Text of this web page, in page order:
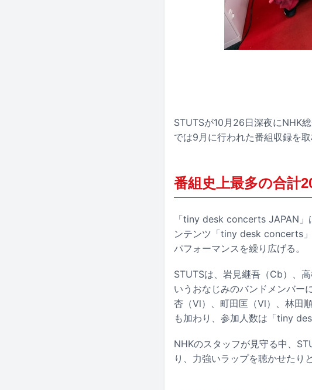
STUTSが10月26日深夜にNHK
では9月に行われた番組収録を取
番組史上最多の合計
「tiny desk concerts JAPAN」
ンテンツ「tiny desk concerts
パフォーマンスを繰り広げる。
STUTSは、岩見継吾（Cb）、
いうおなじみのバンドメンバ
杏（Vl）、町田匡（Vl）、林田
も加わり、参加人数は「tiny
NHKのスタッフが見守る中、
り、力強いラップを聴かせたり